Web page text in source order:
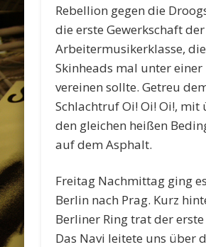
Rebellion gegen die
die erste Gewerkschaft der
Arbeitermusikerklasse,
Skinheads mal unter einer
vereinen sollte. Getreu
Schlachtruf Oi! Oi! Oi!, mit
den gleichen heißen
auf dem Asphalt.
Freitag Nachmittag ging
Berlin nach Prag. Kurz
Berliner Ring trat der
Das Navi leitete uns über